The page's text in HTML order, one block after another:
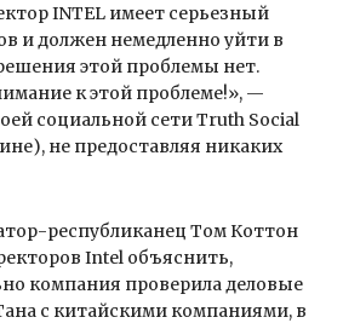
INTEL имеет серьезный
и должен немедленно уйти в
этой проблемы нет.
к этой проблеме!», —
социальной сети Truth Social
не предоставляя никаких
республиканец Том Коттон
Intel объяснить,
компания проверила деловые
с китайскими компаниями, в